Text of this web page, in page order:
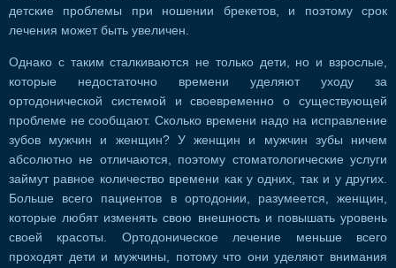
детские проблемы при ношении брекетов, и поэтому срок
лечения может быть увеличен.
Однако с таким сталкиваются не только дети, но и взрослые,
которые недостаточно времени уделяют уходу за
ортодонической системой и своевременно о существующей
проблеме не сообщают. Сколько времени надо на исправление
зубов мужчин и женщин? У женщин и мужчин зубы ничем
абсолютно не отличаются, поэтому стоматологические услуги
займут равное количество времени как у одних, так и у других.
Больше всего пациентов в ортодонии, разумеется, женщин,
которые любят изменять свою внешность и повышать уровень
своей красоты. Ортодоническое лечение меньше всего
проходят дети и мужчины, потому что они уделяют внимания